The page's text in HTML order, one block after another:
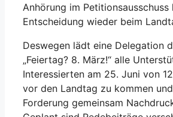
Anhörung im
Entscheidung wieder beim
Deswegen lädt eine Delegation
„Feiertag? 8. März!“ alle
Interessierten am 25. Juni von
vor den Landtag zu kommen
Forderung gemeinsam